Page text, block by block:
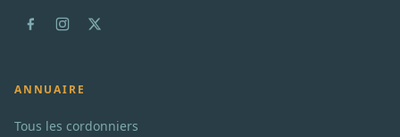
ANNUAIRE
Tous les cordonniers